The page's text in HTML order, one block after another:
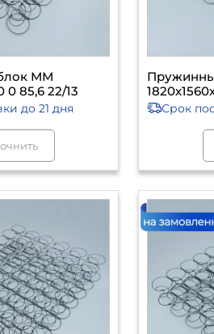
ММ
0 85,6 22/13
до 21 дня Срок